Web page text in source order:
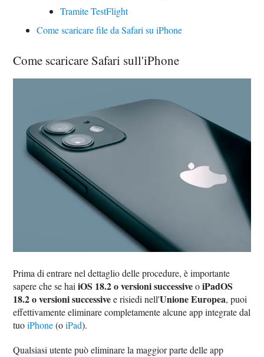
Tramite TestFlight
Come scaricare file da Safari su iPhone
Come scaricare Safari sull'iPhone
Prima di entrare nel dettaglio delle procedure, è importante
sapere che se haiiOS 18.2 o versioni successiveoiPadOS
18.2 o versioni successivee risiedi nell'Unione Europea, puoi
effettivamente eliminare completamente alcune app integrate dal
tuoiPhone(oiPad).
Qualsiasi utente può eliminare la maggior parte delle app